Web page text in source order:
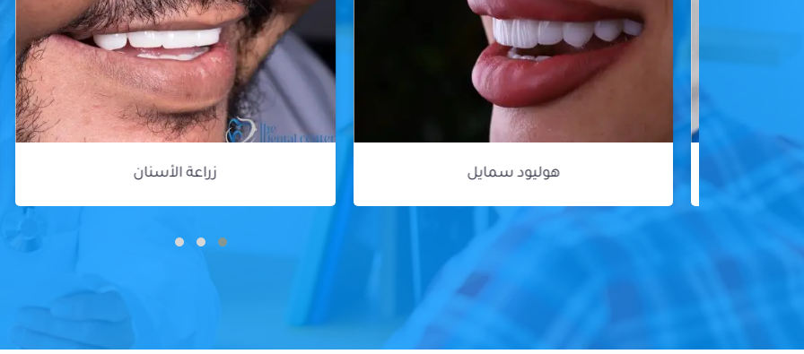
هوليود سمايل زراعة الأسنان